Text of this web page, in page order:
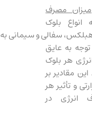
میزان مصرف
انواع بلوک
سفالی و سیمانی به
به عایق
هر بلوک
مقادیر بر
و تأثیر هر
انرژی در